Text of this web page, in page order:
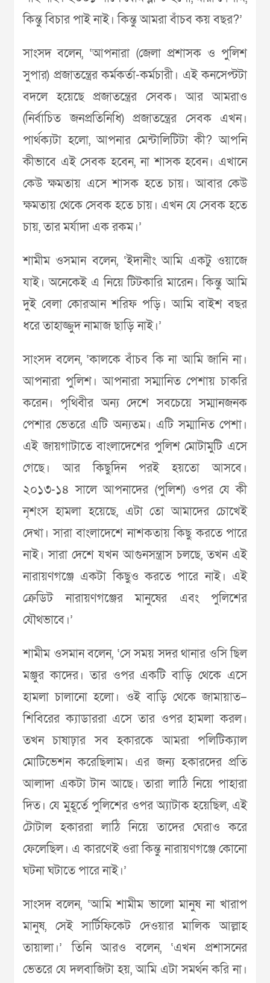
কিন্তু বিচার পাই নাই। কিন্তু আমরা বাঁচব কয় বছর?’
সাংসদ বলেন, ‘আপনারা (জেলা প্রশাসক ও পুলিশ
সুপার) প্রজাতন্ত্রের কর্মকর্তা-কর্মচারী। এই কনসেপ্টটা
বদলে হয়েছে প্রজাতন্ত্রের সেবক। আর আমরাও
(নির্বাচিত জনপ্রতিনিধি) প্রজাতন্ত্রের সেবক এখন।
পার্থক্যটা হলো, আপনার মেন্টালিটিটা কী? আপনি
কীভাবে এই সেবক হবেন, না শাসক হবেন। এখানে
কেউ ক্ষমতায় এসে শাসক হতে চায়। আবার কেউ
ক্ষমতায় থেকে সেবক হতে চায়। এখন যে সেবক হতে
চায়, তার মর্যাদা এক রকম।’
শামীম ওসমান বলেন, ‘ইদানীং আমি একটু ওয়াজে
যাই। অনেকেই এ নিয়ে টিটকারি মারেন। কিন্তু আমি
দুই বেলা কোরআন শরিফ পড়ি। আমি বাইশ বছর
ধরে তাহাজ্জুদ নামাজ ছাড়ি নাই।’
সাংসদ বলেন, ‘কালকে বাঁচব কি না আমি জানি না।
আপনারা পুলিশ। আপনারা সম্মানিত পেশায় চাকরি
করেন। পৃথিবীর অন্য দেশে সবচেয়ে সম্মানজনক
পেশার ভেতরে এটি অন্যতম। এটি সম্মানিত পেশা।
এই জায়গাটাতে বাংলাদেশের পুলিশ মোটামুটি এসে
গেছে। আর কিছুদিন পরই হয়তো আসবে।
২০১৩-১৪ সালে আপনাদের (পুলিশ) ওপর যে কী
নৃশংস হামলা হয়েছে, এটা তো আমাদের চোখেই
দেখা। সারা বাংলাদেশে নাশকতায় কিছু করতে পারে
নাই। সারা দেশে যখন আগুনসন্ত্রাস চলছে, তখন এই
নারায়ণগঞ্জে একটা কিছুও করতে পারে নাই। এই
ক্রেডিট নারায়ণগঞ্জের মানুষের এবং পুলিশের
যৌথভাবে।’
শামীম ওসমান বলেন, ‘সে সময় সদর থানার ওসি ছিল
মঞ্জুর কাদের। তার ওপর একটি বাড়ি থেকে এসে
হামলা চালানো হলো। ওই বাড়ি থেকে জামায়াত–
শিবিরের ক্যাডাররা এসে তার ওপর হামলা করল।
তখন চাষাঢ়ার সব হকারকে আমরা পলিটিক্যাল
মোটিভেশন করেছিলাম। এর জন্য হকারদের প্রতি
আলাদা একটা টান আছে। তারা লাঠি নিয়ে পাহারা
দিত। যে মুহূর্তে পুলিশের ওপর অ্যাটাক হয়েছিল, এই
টোটাল হকাররা লাঠি নিয়ে তাদের ঘেরাও করে
ফেলেছিল। এ কারণেই ওরা কিন্তু নারায়ণগঞ্জে কোনো
ঘটনা ঘটাতে পারে নাই।’
সাংসদ বলেন, ‘আমি শামীম ভালো মানুষ না খারাপ
মানুষ, সেই সার্টিফিকেট দেওয়ার মালিক আল্লাহ
তায়ালা।’ তিনি আরও বলেন, ‘এখন প্রশাসনের
ভেতরে যে দলবাজিটা হয়, আমি এটা সমর্থন করি না।